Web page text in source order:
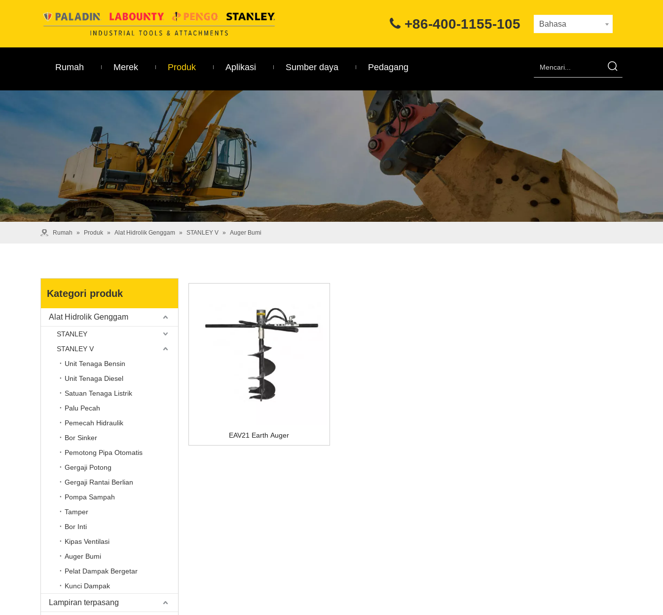
+86-400-1155-105 Bahasa
Rumah Merek Produk Aplikasi Sumber daya Pedagang
Rumah » Produk » Alat Hidrolik Genggam » STANLEY V » Auger Bumi
Kategori produk
Alat Hidrolik Genggam
STANLEY
STANLEY V
Unit Tenaga Bensin
Unit Tenaga Diesel
Satuan Tenaga Listrik
Palu Pecah
Pemecah Hidraulik
Bor Sinker
Pemotong Pipa Otomatis
Gergaji Potong
Gergaji Rantai Berlian
Pompa Sampah
Tamper
Bor Inti
Kipas Ventilasi
Auger Bumi
Pelat Dampak Bergetar
Kunci Dampak
Lampiran terpasang
EAV21 Earth Auger